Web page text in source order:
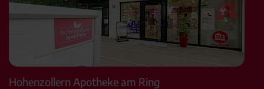
Hohenzollern Apotheke am Ring